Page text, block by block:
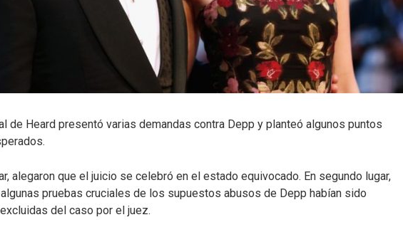
de Heard presentó varias demandas contra Depp y planteó algunos puntos
alegaron que el juicio se celebró en el estado equivocado. En segundo lugar,
pruebas cruciales de los supuestos abusos de Depp habían sido
del caso por el juez.